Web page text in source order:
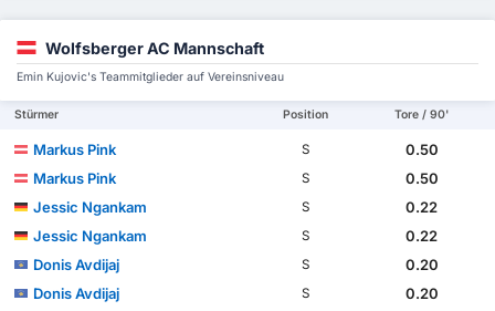
Wolfsberger AC Mannschaft
Emin Kujovic's Teammitglieder auf Vereinsniveau
Stürmer Position Tore / 90'
Markus Pink S
0.50
Markus Pink
S
0.50
Jessic Ngankam
S
0.22
Jessic Ngankam
S
0.22
Donis Avdijaj
S
0.20
Donis Avdijaj
S
0.20